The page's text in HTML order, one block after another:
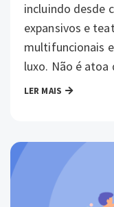
incluindo desde
expansivos e
multifuncionais
luxo. Não é
LER MAIS